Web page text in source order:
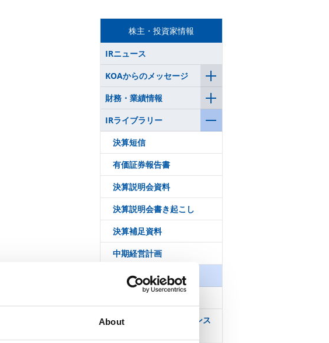
About
株主・投資家情報
IRニュース
KOAからのメッセージ
財務・業績情報
IRライブラリー
決算短信
有価証券報告書
決算説明会資料
決算説明会書き起こし
決算補足資料
中期経営計画
株主通信
コーポレート・ガバナンス